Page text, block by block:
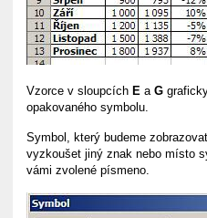
Vzorce v sloupcích E a G
opakovaného symbolu.
Symbol, který budeme
vyzkoušet jiný znak nebo místo
vámi zvolené písmeno.